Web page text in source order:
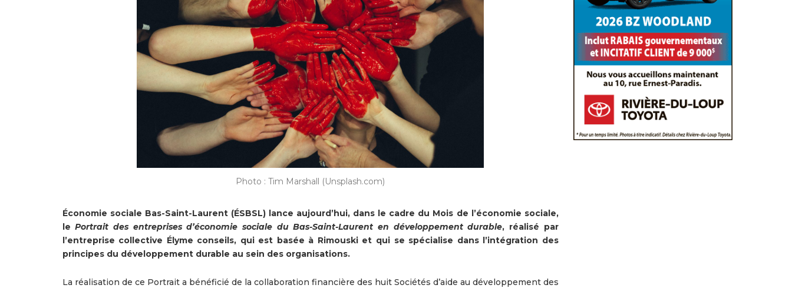
Photo : Tim Marshall (Unsplash.com)
Économie sociale Bas-Saint-Laurent (ÉSBSL) lance aujourd’hui, dans le cadre du Mois de l’économie sociale,
lePortrait des entreprises d’économie sociale du Bas-Saint-Laurent en développement durable, réalisé par
l’entreprise collective Élyme conseils, qui est basée à Rimouski et qui se spécialise dans l’intégration des
principes du développement durable au sein des organisations.
La réalisation de ce Portrait a bénéficié de la collaboration financière des huit Sociétés d’aide au développement des